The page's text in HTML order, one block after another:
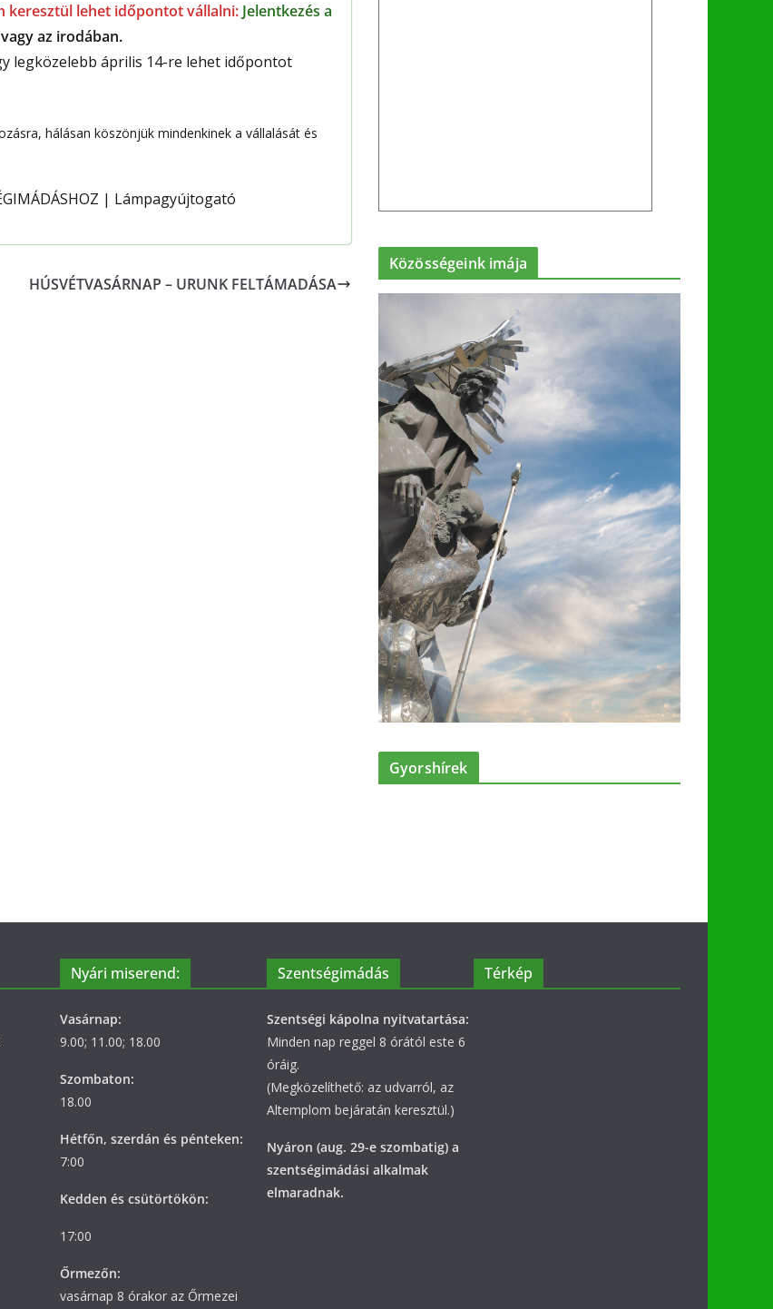
keresztül lehet időpontot vállalni: Jelentkezés a
az irodában.
legközelebb április 14-re lehet időpontot
hálásan köszönjük mindenkinek a vállalását és
HÚSVÉTVASÁRNAP – URUNK FELTÁMADÁSA
Közösségeink imája
Gyorshírek
Nyári miserend:
Vasárnap:
9.00; 11.00; 18.00
Szombaton:
18.00
Hétfőn, szerdán és pénteken:
7:00
Kedden és csütörtökön:
17:00
Őrmezőn:
vasárnap 8 órakor az Őrmezei
Szentségimádás
Szentségi kápolna nyitvatartása:
Minden nap reggel 8 órától este 6
óráig.
(Megközelíthető: az udvarról, az
Altemplom bejáratán keresztül.)
Nyáron (aug. 29-e szombatig) a
szentségimádási alkalmak
elmaradnak.
Térkép